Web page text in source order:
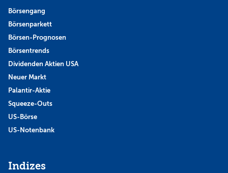
Börsengang
Börsenparkett
Börsen-Prognosen
Börsentrends
Dividenden Aktien USA
Neuer Markt
Palantir-Aktie
Squeeze-Outs
US-Börse
US-Notenbank
Indizes